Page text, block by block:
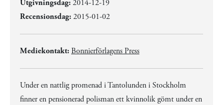
Utgivningsdag:2014-12-19
Recensionsdag:2015-01-02
Mediekontakt: Bonnierförlagens Press
Under en nattlig promenad i Tantolunden i Stockholm
finner en pensionerad polisman ett kvinnolik gömt under en